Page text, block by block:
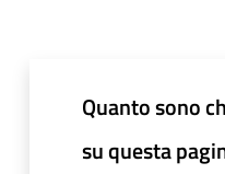
Quanto sono
su questa